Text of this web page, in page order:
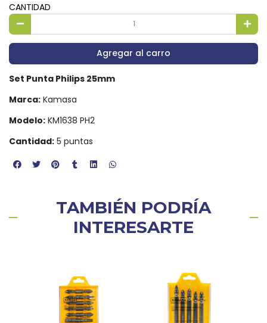
CANTIDAD
Agregar al carro
Set Punta Philips 25mm
Marca: Kamasa
Modelo: KM1638 PH2
Cantidad: 5 puntas
TAMBIÉN PODRÍA
INTERESARTE